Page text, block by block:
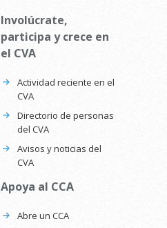
Involúcrate,
participa y crece en
el CVA
Actividad reciente en el
CVA
Directorio de personas
del CVA
Avisos y noticias del
CVA
Apoya al CCA
Abre un CCA